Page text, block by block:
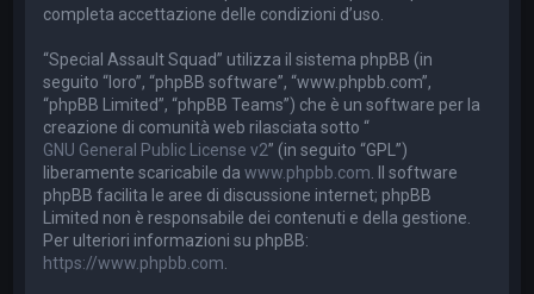
completa accettazione delle condizioni d’uso.
“Special Assault Squad” utilizza il sistema phpBB (in
seguito “loro”, “phpBB software”, “www.phpbb.com”,
“phpBB Limited”, “phpBB Teams”) che è un software per la
creazione di comunità web rilasciata sotto “
GNU General Public License v2” (in seguito “GPL”)
liberamente scaricabile dawww.phpbb.com . Il software
phpBB facilita le aree di discussione internet; phpBB
Limited non è responsabile dei contenuti e della gestione.
Per ulteriori informazioni su phpBB:
https://www.phpbb.com